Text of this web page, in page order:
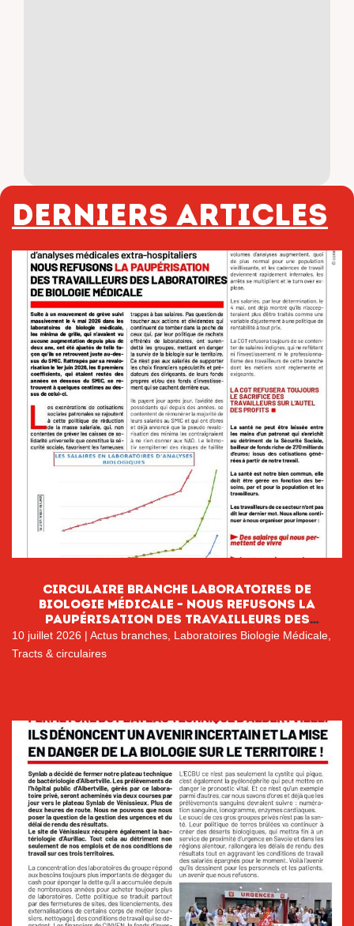
Derniers articles
CIRCULAIRE BRANCHE LABORATOIRES DE
BIOLOGIE MÉDICALE – NOUS REFUSONS LA
PAUPÉRISATION DES TRAVAILLEURS DES
LABORATOIRES DE BIOLOGIE MÉDICALE
10 juillet 2026 | Actus branches, Laboratoires Biologie Médicale,
Tracts & circulaires